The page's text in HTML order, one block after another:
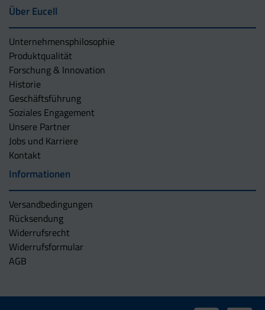
Über Eucell
Unternehmens­philosophie
Produktqualität
Forschung & Innovation
Historie
Geschäftsführung
Soziales Engagement
Unsere Partner
Jobs und Karriere
Kontakt
Informationen
Versandbedingungen
Rücksendung
Widerrufsrecht
Widerrufsformular
AGB